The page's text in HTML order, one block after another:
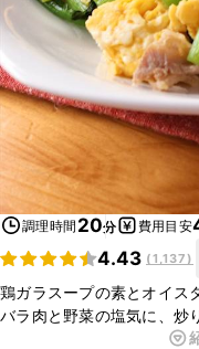
調理時間 20分 費用目安
4.43 (1,137)
鶏ガラスープの素とオイス
バラ肉と野菜の塩気に、炒
のせて丼にもぴったりな中